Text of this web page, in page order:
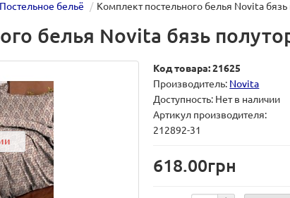
Постельное бельё Комплект постельного белья Novita
белья Novita бязь
Код товара: 21625
Производитель: Novita
Доступность: Нет в наличии
Артикул производителя:
212892-31
618.00грн